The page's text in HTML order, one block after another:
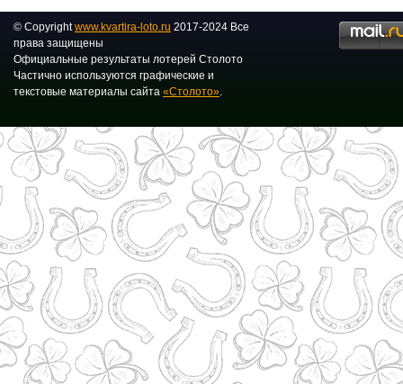
© Copyrightwww.kvartira-loto.ru 2017-2024 Все
права защищены
Официальные результаты лотерей Столото
Частично используются графические и
текстовые материалы сайта «Столото»